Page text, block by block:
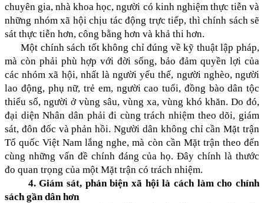
chuyên gia, nhà khoa học, người có kinh nghiệm thực tiễn và
những nhóm xã hội chịu tác động trực tiếp, thì chính sách sẽ
sát thực tiễn hơn, công bằng hơn và khả thi hơn.
Một chính sách tốt không chỉ đúng về kỹ thuật lập pháp,
mà còn phải phù hợp với đời sống, bảo đảm quyền lợi của
các nhóm xã hội, nhất là người yếu thế, người nghèo, người
lao động, phụ nữ, trẻ em, người cao tuổi, đồng bào dân tộc
thiểu số, người ở vùng sâu, vùng xa, vùng khó khăn. Do đó,
đại diện Nhân dân phải đi cùng trách nhiệm theo dõi, giám
sát, đôn đốc và phản hồi. Người dân không chỉ cần Mặt trận
Tổ quốc Việt Nam lắng nghe, mà còn cần Mặt trận theo đến
cùng những vấn đề chính đáng của họ. Đây chính là thước
đo quan trọng của một Mặt trận có trách nhiệm.
4. Giám sát, phản biện xã hội là cách làm cho chính
sách gần dân hơn